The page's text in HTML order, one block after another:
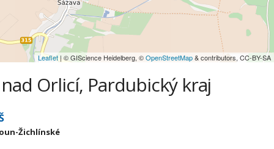
Leaflet | © GIScience Heidelberg, ©OpenStreetMap& contributors, CC-BY-SA
Orlicí, Pardubický kraj
Žichlínské